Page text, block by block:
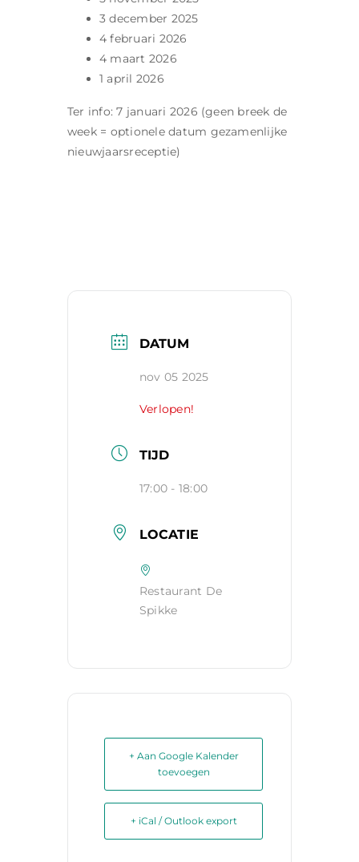
3 december 2025
4 februari 2026
4 maart 2026
1 april 2026
Ter info: 7 januari 2026 (geen breek de
week = optionele datum gezamenlijke
nieuwjaarsreceptie)
DATUM
nov 05 2025
Verlopen!
TIJD
17:00 - 18:00
LOCATIE
Restaurant De
Spikke
+ Aan Google Kalender
toevoegen
+ iCal / Outlook export